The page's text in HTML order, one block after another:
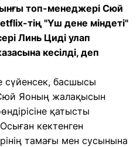
топ-менеджері Сюй
тің "Үш дене міндеті"
Линь Циді улап
кесілді, деп
сүйенсек, басшысы
Яоның жалақысын
қатысты
кектенген
тамағы мен сусынына